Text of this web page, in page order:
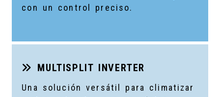
con un control preciso.
MULTISPLIT INVERTER
Una solución versátil para climatizar